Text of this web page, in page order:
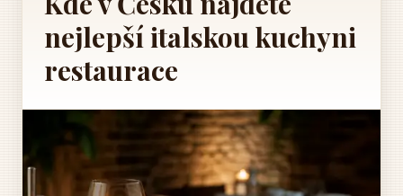
nejlepší italskou kuchyni
restaurace